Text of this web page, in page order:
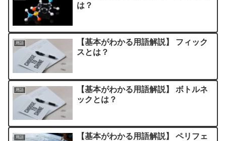
は？
用語
【基本がわかる用語解説】 フィック
スとは？
用語
【基本がわかる用語解説】 ボトルネ
ックとは？
用語
【基本がわかる用語解説】 ペリフェ